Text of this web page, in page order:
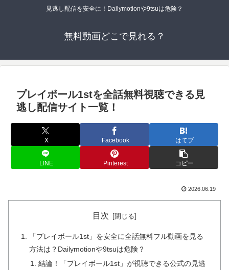
見逃し配信を安全に！Dailymotionや9tsuは危険？
無料動画どこで見れる？
プレイボール1stを全話無料視聴できる見
逃し配信サイト一覧！
X Facebook はてブ
LINE Pinterest コピー
2026.06.19
目次
「プレイボール1st」を安全に全話無料フル動画を見る
方法は？Dailymotionや9tsuは危険？
結論！「プレイボール1st」が視聴できる公式の見逃